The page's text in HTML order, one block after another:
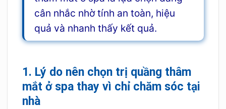
cân nhắc nhờ tính an toàn, hiệu
quả và nhanh thấy kết quả.
1. Lý do nên chọn trị quầng thâm
mắt ở spa thay vì chỉ chăm sóc tại
nhà